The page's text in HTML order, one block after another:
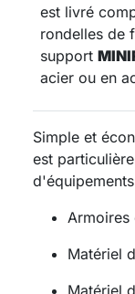
est livré
rondelles de
support
acier ou en
Simple et
est
Armoires
Matériel
Matériel